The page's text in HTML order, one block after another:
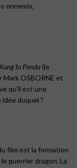
ennemis,
Kung fu Panda (le
Mark OSBORNE et
qu’il est une
duquel ?
film est la formation
guerrier dragon. La